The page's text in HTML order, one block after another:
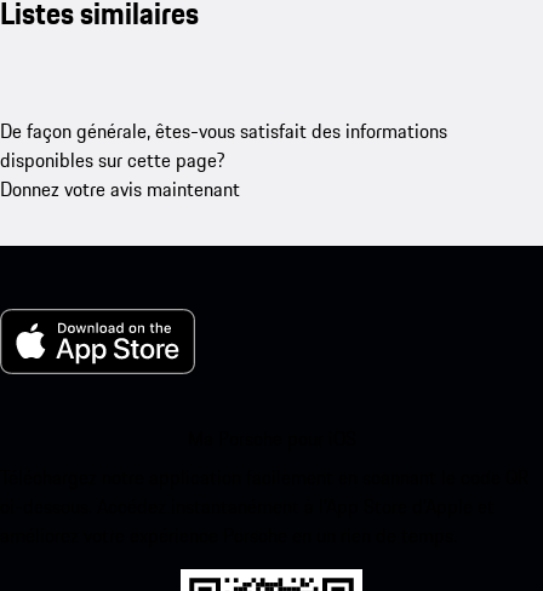
Listes similaires
De façon générale, êtes-vous satisfait des informations
disponibles sur cette page?
Donnez votre avis maintenant